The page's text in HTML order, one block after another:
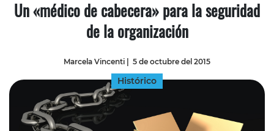
Un «médico de cabecera» para la seguridad
de la organización
Marcela Vincenti | 5 de octubre del 2015
Histórico